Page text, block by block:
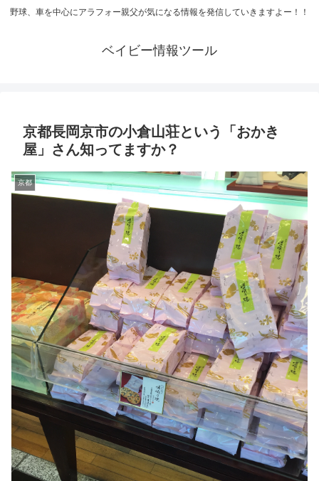
野球、車を中心にアラフォー親父が気になる情報を発信していきますよー！！
ベイビー情報ツール
京都長岡京市の小倉山荘という「おかき
屋」さん知ってますか？
京都